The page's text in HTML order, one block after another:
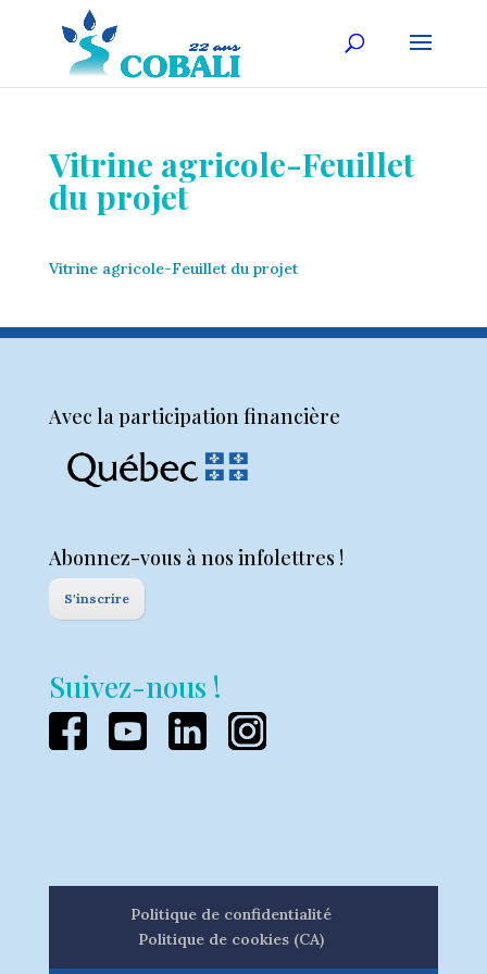
Vitrine agricole-Feuillet
du projet
Vitrine agricole-Feuillet du projet
Avec la participation financière
Abonnez-vous à nos infolettres !
S'inscrire
Suivez-nous !
Politique de confidentialité
Politique de cookies (CA)